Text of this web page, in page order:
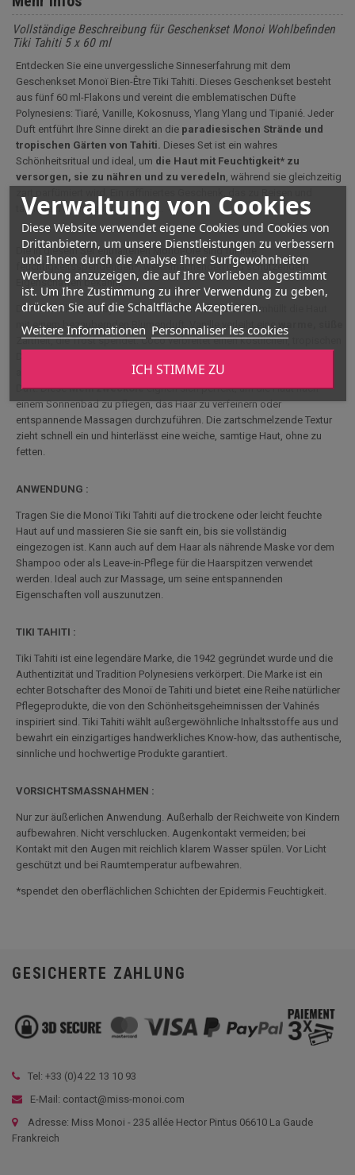
Verwaltung von Cookies
Diese Website verwendet eigene Cookies und Cookies von
Drittanbietern, um unsere Dienstleistungen zu verbessern
und Ihnen durch die Analyse Ihrer Surfgewohnheiten
Werbung anzuzeigen, die auf Ihre Vorlieben abgestimmt
ist. Um Ihre Zustimmung zu ihrer Verwendung zu geben,
drücken Sie auf die Schaltfläche Akzeptieren.
Weitere Informationen Personnaliser les cookies
ICH STIMME ZU
Vollständige Beschreibung für Geschenkset Monoi Wohlbefinden
Tiki Tahiti 5 x 60 ml
Entdecken Sie eine unvergessliche Sinneserfahrung mit dem
Geschenkset Monoï Bien-Être Tiki Tahiti. Dieses Geschenkset besteht
aus fünf 60 ml-Flakons und vereint die emblematischen Düfte
Polynesiens: Tiaré, Vanille, Kokosnuss, Ylang Ylang und Tipanié. Jeder
Duft entführt Ihre Sinne direkt an die paradiesischen Strände und
tropischen Gärten von Tahiti. Dieses Set ist ein wahres
Schönheitsritual und ideal, um die Haut mit Feuchtigkeit* zu
versorgen, sie zu nähren und zu veredeln , während sie gleichzeitig
täglichem Wohlbefinden einlädt.
Die in diesem Set enthaltenen Monoi-Öle sind für ihre
feuchtigkeitsspendenden*, weichmachenden und schützenden
Eigenschaften bekannt.
Die Tiaré-Blüte, ein Symbol für Reinheit und Exotik, umhüllt die Haut
mit einem bezaubernden Blumenduft. Vanille verleiht eine
Zartheit, die Trost spendet. Coco verbreitet einen köstlichen, tropischen
auch Frangipani genannt, verleiht einen zarten, süßen und sonnigen
Duft. DieseMehrzwecköleeignen sich perfekt, um die Haut nach
einem Sonnenbad zu pflegen, das Haar zu verfeinern oder
entspannende Massagen durchzuführen. Die zartschmelzende Textur
zieht schnell ein und hinterlässt eine weiche, samtige Haut, ohne zu
fetten.
ANWENDUNG :
Tragen Sie die Monoï Tiki Tahiti auf die trockene oder leicht feuchte
Haut auf und massieren Sie sie sanft ein, bis sie vollständig
eingezogen ist. Kann auch auf dem Haar als nährende Maske vor dem
Shampoo oder als Leave-in-Pflege für die Haarspitzen verwendet
werden. Ideal auch zur Massage, um seine entspannenden
Eigenschaften voll auszunutzen.
TIKI TAHITI :
Tiki Tahiti ist eine legendäre Marke, die 1942 gegründet wurde und die
Authentizität und Tradition Polynesiens verkörpert. Die Marke ist ein
echter Botschafter des Monoï de Tahiti und bietet eine Reihe natürlicher
Pflegeprodukte, die von den Schönheitsgeheimnissen der Vahinés
inspiriert sind. Tiki Tahiti wählt außergewöhnliche Inhaltsstoffe aus und
bewahrt ein einzigartiges handwerkliches Know-how, das authentische,
sinnliche und hochwertige Produkte garantiert.
VORSICHTSMASSNAHMEN :
Nur zur äußerlichen Anwendung. Außerhalb der Reichweite von Kindern
aufbewahren. Nicht verschlucken. Augenkontakt vermeiden; bei
Kontakt mit den Augen mit reichlich klarem Wasser spülen. Vor Licht
geschützt und bei Raumtemperatur aufbewahren.
*spendet den oberflächlichen Schichten der Epidermis Feuchtigkeit.
GESICHERTE ZAHLUNG
Tel: +33 (0)4 22 13 10 93
E-Mail: contact@miss-monoi.com
Adresse: Miss Monoi - 235 allée Hector Pintus 06610 La Gaude
Frankreich